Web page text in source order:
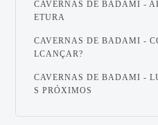
CAVERNAS DE BADAMI -
ETURA
CAVERNAS DE BADAMI -
LCANÇAR?
CAVERNAS DE BADAMI -
S PRÓXIMOS